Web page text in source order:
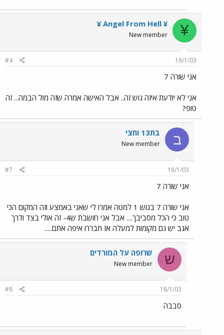
¥
¥ Angel From Hell ¥
New member
18/1/03
#4
אני שורה 7
אני לא יודעת איזה גוש זה.. אבל האישה אמרה שזה מול הבמה... זה
טופ?
ב בת13 וחצי
New member
18/1/03
#7
אני שורה 7
אני שורה 7 בגוש 1 למטה אמרו לי שאני באמצע וזה המקום הכי
טוב כי הכל מסביבך.... אבל אני חושבת ש4- זה אולי בצד ודרך
אגב יש גם מקומות למעלה אז תבררו איפה אתם.....
ש שרופה על המורדים
New member
18/1/03
#8
סבבה